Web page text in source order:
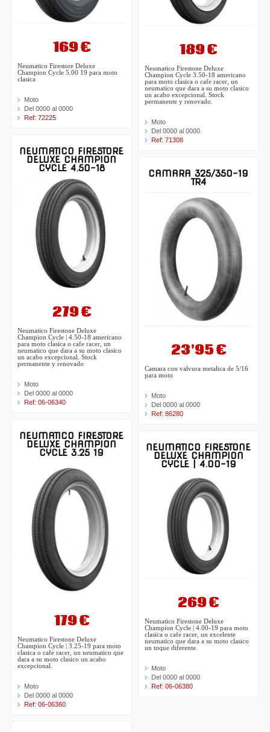
169 €
Neumatico Firestore Deluxe
Champion Cycle 5.00 19 para moto
clasica
Moto
Del 0000 al 0000
Ref: 72225
NEUMATICO FIRESTORE
DELUXE CHAMPION
CYCLE 4.50-18
279 €
Neumatico Firestone Deluxe
Champion Cycle | 4.50-18 americano
para moto clasica o cafe racer, un
neumatico que dara a su moto clasico
un acabo excepcional. Stock
permanente y renovado
Moto
Del 0000 al 0000
Ref: 06-06340
NEUMATICO FIRESTORE
DELUXE CHAMPION
CYCLE 3.25 19
179 €
Neumatico Firestone Deluxe
Champion Cycle | 3.25-19 para moto
clasica o cafe racer, un neumatico que
dara a su moto clasico un acabo
excepcional.
Moto
Del 0000 al 0000
Ref: 06-06360
189 €
Neumatico Firestone Deluxe
Champion Cycle 3.50-18 americano
para moto clasica o cafe racer, un
neumatico que dara a su moto clasico
un acabo excepcional. Stock
permanente y renovado.
Moto
Del 0000 al 0000
Ref: 71308
CAMARA 325/350-19
TR4
23'95 €
Camara con valvura metalica de 5/16
para moto
Moto
Del 0000 al 0000
Ref: 86280
NEUMATICO FIRESTONE
DELUXE CHAMPION
CYCLE | 4.00-19
269 €
Neumatico Firestone Deluxe
Champion Cycle | 4.00-19 para moto
clasica o cafe racer, un excelente
neumatico que dara a su moto clasico
un toque diferente.
Moto
Del 0000 al 0000
Ref: 06-06380